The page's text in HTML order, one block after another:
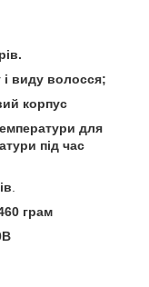
і виду волосся;
корпус
для
під час
.
грам